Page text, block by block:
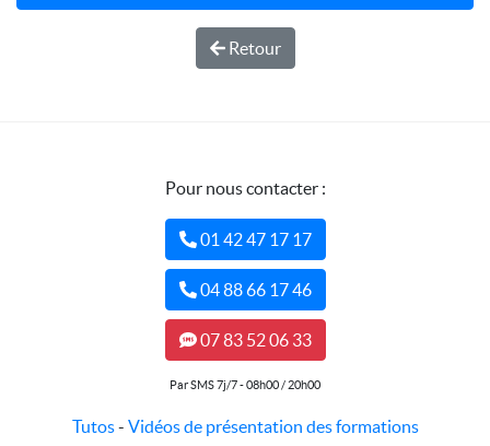
Retour
Pour nous contacter :
01 42 47 17 17
04 88 66 17 46
07 83 52 06 33
Par SMS 7j/7 - 08h00 / 20h00
Tutos- Vidéos de présentation des formations